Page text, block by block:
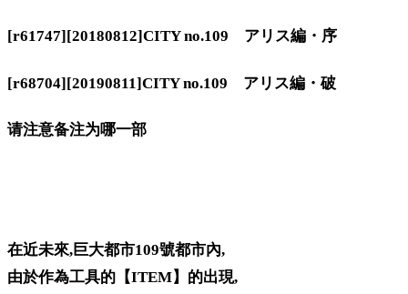
[r61747][20180812]CITY no.109 アリス編・序
[r68704][20190811]CITY no.109 アリス編・破
请注意备注为哪一部
在近未來,巨大都市109號都市內,
由於作為工具的【ITEM】的出現,